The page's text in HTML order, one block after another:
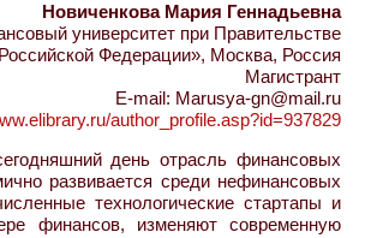
Новиченкова Мария Геннадьевна
университет при Правительстве
Российской Федерации», Москва, Россия
Магистрант
E-mail: Marusya-gn@mail.ru
author_profile.asp?id=937829
день отрасль финансовых
развивается среди нефинансовых
технологические стартапы и
финансов, изменяют современную